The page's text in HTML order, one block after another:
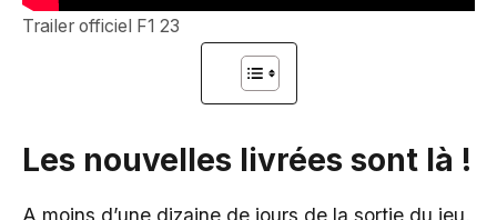
Trailer officiel F1 23
Les nouvelles livrées sont là !
A moins d’une dizaine de jours de la sortie du jeu,